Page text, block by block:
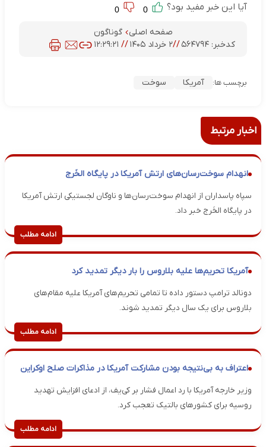
آیا این خبر مفید بود؟
صفحه اصلی
گوناگون
کدخبر:۵۶۴۷۹۴ //۲ خرداد ۱۴۰۵ // ۱۲:۲۹:۲۱
برچسب ها: آمریکا سوخت
اخبار مرتبط
انهدام سوخت‌رسان‌های ارتش آمریکا در پایگاه الخَرج
سپاه پاسداران از انهدام سوخت‌رسان‌ها و ناوگان لجستیکی ارتش آمریکا
در پایگاه الخَرج خبر داد.
ادامه مطلب
آمریکا تحریم‌ها علیه بلاروس را بار دیگر تمدید کرد
دونالد ترامپ دستور داده تا تمامی تحریم‌های آمریکا علیه مقام‌های
بلاروس برای یک سال دیگر تمدید شوند.
ادامه مطلب
اعتراف به بی‌نتیجه بودن مشارکت آمریکا در مذاکرات صلح اوکراین
وزیر خارجه آمریکا با رد اعمال فشار بر کی‌یف، از ادعای افزایش تهدید
روسیه برای کشورهای بالتیک تعجب کرد.
ادامه مطلب